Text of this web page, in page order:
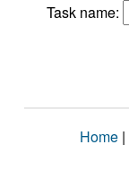
Task name:
Home |